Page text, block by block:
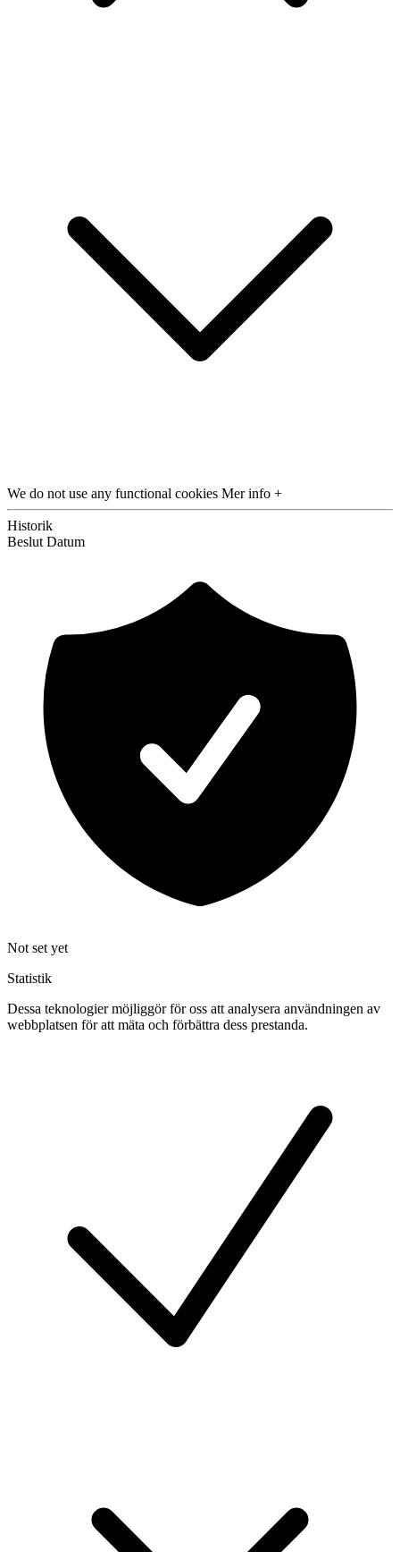
We do not use any functional cookies Mer info +
Historik
Beslut Datum
Not set yet
Statistik
Dessa teknologier möjliggör för oss att analysera användningen av
webbplatsen för att mäta och förbättra dess prestanda.